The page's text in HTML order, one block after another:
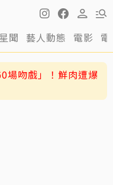
聞 藝人動態 電影
場吻戲」！鮮肉遭爆